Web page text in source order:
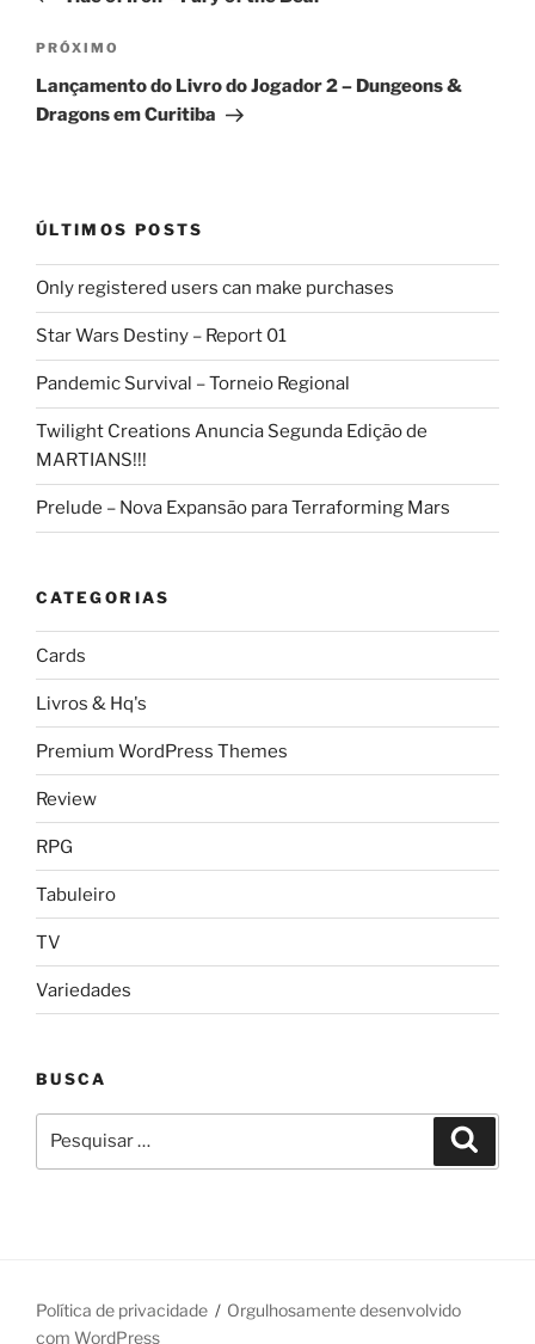
Post
Próximo
post
PRÓXIMO
Lançamento do Livro do Jogador 2 – Dungeons &
Dragons em Curitiba
ÚLTIMOS POSTS
Only registered users can make purchases
Star Wars Destiny – Report 01
Pandemic Survival – Torneio Regional
Twilight Creations Anuncia Segunda Edição de
MARTIANS!!!
Prelude – Nova Expansão para Terraforming Mars
CATEGORIAS
Cards
Livros & Hq's
Premium WordPress Themes
Review
RPG
Tabuleiro
TV
Variedades
BUSCA
por:
Política de privacidade
Orgulhosamente desenvolvido
com WordPress